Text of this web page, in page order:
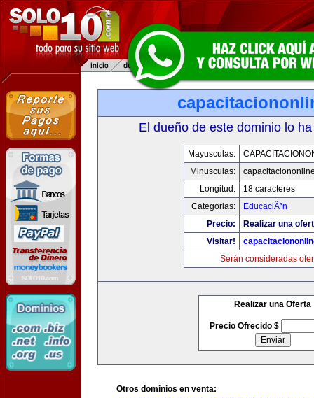
El dueño de este dominio lo
Mayusculas:
Minusculas:
Longitud:
18 caracteres
Categorias:
EducaciÃ³n
Precio:
Realizar una
Visitar!
Serán consideradas
Realizar una Oferta
Precio Ofrecido $
Otros dominios en venta: